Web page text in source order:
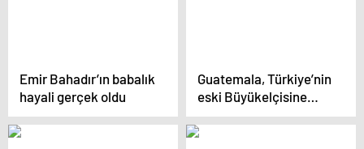
Emir Bahadır’ın babalık
hayali gerçek oldu
Guatemala, Türkiye’nin
eski Büyükelçisine
ödül takdim etti